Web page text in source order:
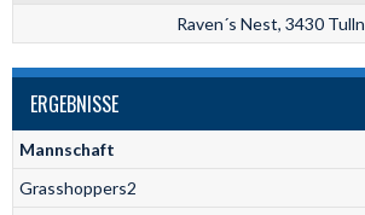
Raven´s Nest, 3430 Tulln
ERGEBNISSE
Mannschaft
Grasshoppers2